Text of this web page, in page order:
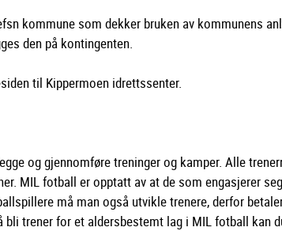
kommune som dekker bruken av kommunens
den på kontingenten.
til Kippermoen idrettssenter.
og gjennomføre treninger og kamper. Alle
MIL fotball er opptatt av at de som engasjerer
må man også utvikle trenere, derfor
trener for et aldersbestemt lag i MIL fotball kan